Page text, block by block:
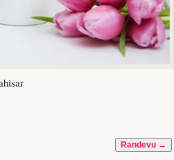
Randevu →